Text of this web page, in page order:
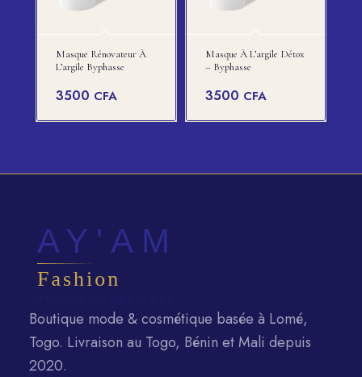
Masque Rénovateur À
L’argile Byphasse
3500 CFA
Masque À L’argile Détox
– Byphasse
3500 CFA
Boutique mode & cosmétique basée à Lomé,
Togo. Livraison au Togo, Bénin et Mali depuis
2020.